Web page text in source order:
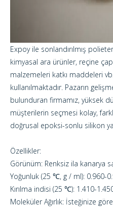
Expoy ile sonlandırılmış
kimyasal ara ürünler, reçine
malzemeleri katkı maddeleri
kullanılmaktadır. Pazarın
bulunduran firmamız, yüksek
müşterilerin seçmesi kolay,
doğrusal epoksi-sonlu silikon
Özellikler:
Görünüm: Renksiz ila kanarya
Yoğunluk (25 ℃, g / ml): 0.960-
Kırılma indisi (25 ℃): 1.410-
Moleküler Ağırlık: İsteğinize